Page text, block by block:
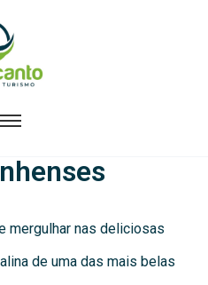
mergulhar nas deliciosas
de uma das mais belas